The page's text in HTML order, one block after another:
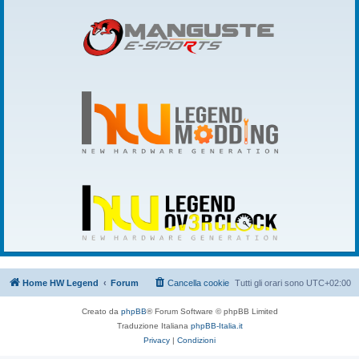
Home HW Legend Forum Tutti gli orari sono UTC+02:00
Cancella cookie
Creato da phpBB® Forum Software © phpBB Limited
Traduzione Italiana phpBB-Italia.it
Privacy | Condizioni